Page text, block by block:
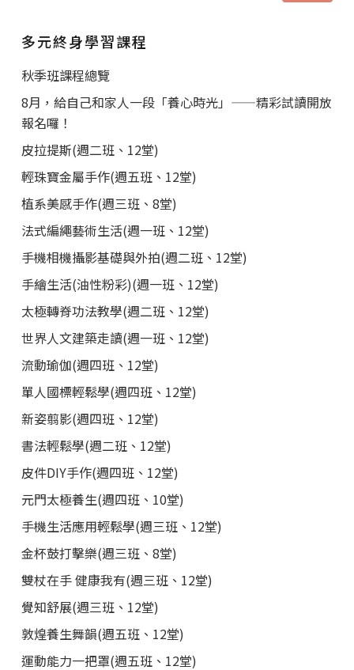
多元終身學習課程
秋季班課程總覽
8月，給自己和家人一段「養心時光」——精彩試讀開放
報名囉！
皮拉提斯(週二班、12堂)
輕珠寶金屬手作(週五班、12堂)
植系美感手作(週三班、8堂)
法式編繩藝術生活(週一班、12堂)
手機相機攝影基礎與外拍(週二班、12堂)
手繪生活(油性粉彩)(週一班、12堂)
太極轉脊功法教學(週二班、12堂)
世界人文建築走讀(週一班、12堂)
流動瑜伽(週四班、12堂)
單人國標輕鬆學(週四班、12堂)
新姿翦影(週四班、12堂)
書法輕鬆學(週二班、12堂)
皮件DIY手作(週四班、12堂)
元門太極養生(週四班、10堂)
手機生活應用輕鬆學(週三班、12堂)
金杯鼓打擊樂(週三班、8堂)
雙杖在手 健康我有(週三班、12堂)
覺知舒展(週三班、12堂)
敦煌養生舞韻(週五班、12堂)
運動能力一把罩(週五班、12堂)